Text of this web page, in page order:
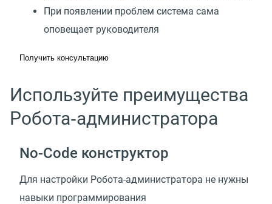
При появлении проблем система сама
оповещает руководителя
Получить консультацию
Используйте преимущества
Робота‑администратора
No-Code конструктор
Для настройки Робота-администратора не нужны
навыки программирования